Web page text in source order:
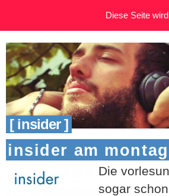
[ insider ]
insider am
Die
sogar
Diese Seite